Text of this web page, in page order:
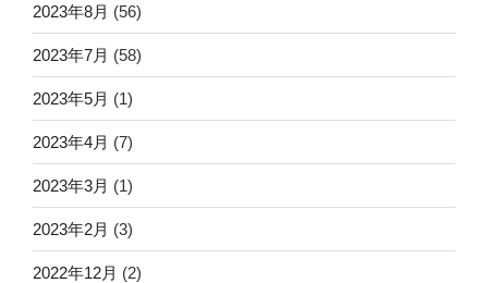
2023年8月 (56)
2023年7月 (58)
2023年5月 (1)
2023年4月 (7)
2023年3月 (1)
2023年2月 (3)
2022年12月 (2)